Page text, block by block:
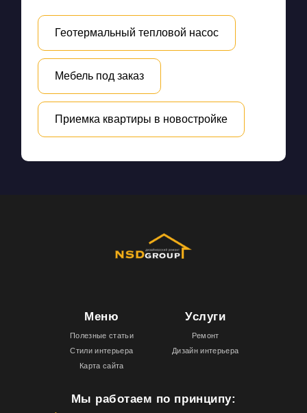
Геотермальный тепловой насос
Мебель под заказ
Приемка квартиры в новостройке
Меню
Полезные статьи
Стили интерьера
Карта сайта
Услуги
Ремонт
Дизайн интерьера
Мы работаем по принципу: